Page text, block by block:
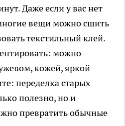
Даже если у вас нет
вещи можно сшить
текстильный клей.
можно
кожей, яркой
переделка старых
полезно, но и
превратить обычные